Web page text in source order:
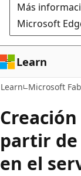
Más
Microsoft
Learn
Learn Microsoft
partir de
en el